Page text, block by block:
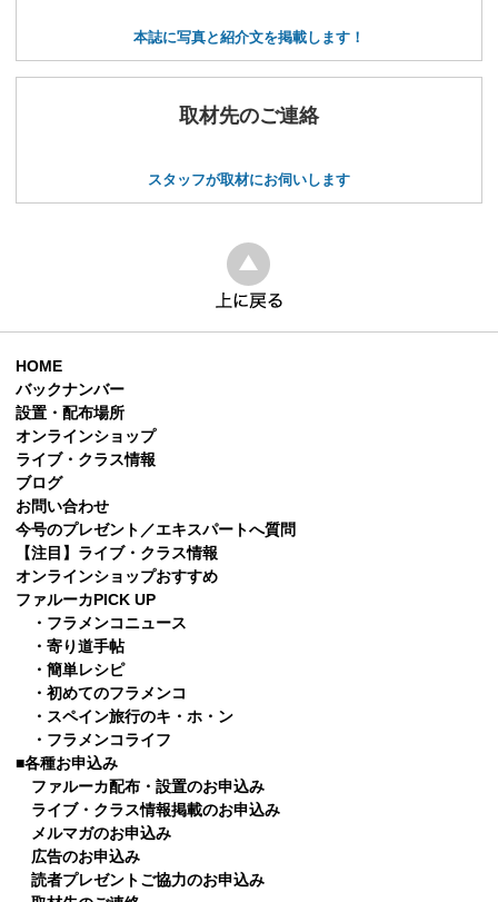
本誌に写真と紹介文を掲載します！
取材先のご連絡
スタッフが取材にお伺いします
HOME
バックナンバー
設置・配布場所
オンラインショップ
ライブ・クラス情報
ブログ
お問い合わせ
今号のプレゼント／エキスパートへ質問
【注目】ライブ・クラス情報
オンラインショップおすすめ
ファルーカPICK UP
・フラメンコニュース
・寄り道手帖
・簡単レシピ
・初めてのフラメンコ
・スペイン旅行のキ・ホ・ン
・フラメンコライフ
■各種お申込み
ファルーカ配布・設置のお申込み
ライブ・クラス情報掲載のお申込み
メルマガのお申込み
広告のお申込み
読者プレゼントご協力のお申込み